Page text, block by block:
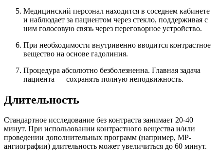
Медицинский персонал находится в соседнем кабинете
и наблюдает за пациентом через стекло, поддерживая с
ним голосовую связь через переговорное устройство.
При необходимости внутривенно вводится контрастное
вещество на основе гадолиния.
Процедура абсолютно безболезненна. Главная задача
пациента — сохранять полную неподвижность.
Длительность
Стандартное исследование без контраста занимает 20-40
минут. При использовании контрастного вещества и/или
проведении дополнительных программ (например, МР-
ангиографии) длительность может увеличиться до 60 минут.